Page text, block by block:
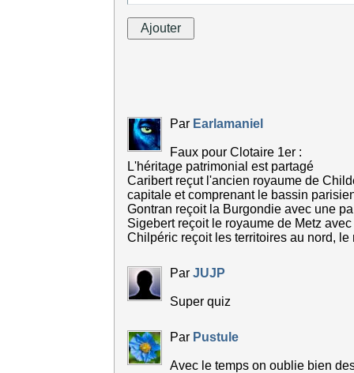
Par Earlamaniel
Faux pour Clotaire 1er :
L'héritage patrimonial est partagé
Caribert reçut l'ancien royaume de
capitale et comprenant le bassin
Gontran reçoit la Burgondie avec une
Sigebert reçoit le royaume de Metz
Chilpéric reçoit les territoires au nord,
Par JUJP
Super quiz
Par Pustule
Avec le temps on oublie bien